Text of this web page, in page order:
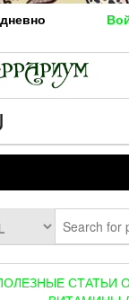
СТАТЬИ